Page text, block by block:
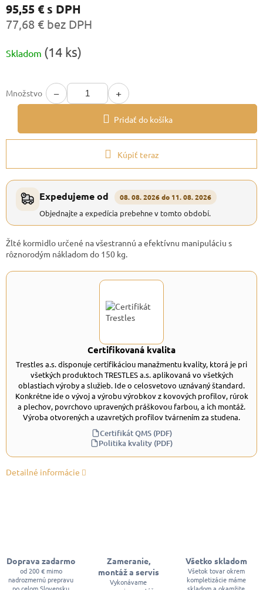
95,55 €s DPH
77,68 € bez DPH
cena:
Skladom (14 ks)
Množstvo − +
Pridať do košíka
Kúpiť teraz
Expedujeme od 08. 08. 2026 do 11. 08. 2026
Objednajte a expedícia prebehne v tomto období.
Žlté kormidlo určené na všestrannú a efektívnu manipuláciu s
rôznorodým nákladom do 150 kg.
Certifikovaná kvalita
Trestles a.s. disponuje certifikáciou manažmentu kvality, ktorá je pri
všetkých produktoch TRESTLES a.s. aplikovaná vo všetkých
oblastiach výroby a služieb. Ide o celosvetovo uznávaný štandard.
Konkrétne ide o vývoj a výrobu výrobkov z kovových profilov, rúrok
a plechov, povrchovo upravených práškovou farbou, a ich montáž.
Výroba otvorených a uzavretých profilov tvárnením za studena.
Certifikát QMS (PDF)
Politika kvality (PDF)
Detailné informácie
Doprava zadarmo
od 200 € mimo
nadrozmernú prepravu
po celom Slovensku
Zameranie,
montáž a servis
Vykonávame
Všetko skladom
Všetok tovar okrem
kompletizácie máme
skladom a okamžite